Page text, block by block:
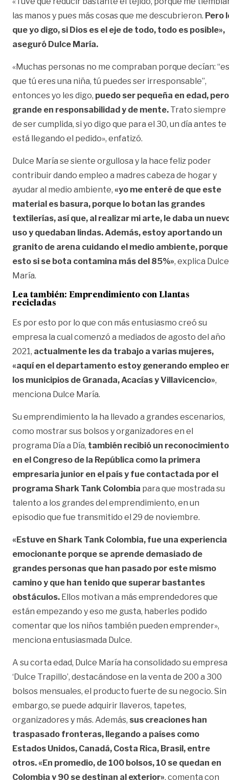
las manos y pues más cosas que me descubrieron. Pero
que yo digo, si Dios es el eje de todo, todo es posible»,
aseguró Dulce María.
«Muchas personas no me compraban porque decían: “es
que tú eres una niña, tú puedes ser irresponsable”,
entonces yo les digo, puedo ser pequeña en edad, pero
grande en responsabilidad y de mente. Trato siempre
de ser cumplida, si yo digo que para el 30, un día antes te
está llegando el pedido», enfatizó.
Dulce María se siente orgullosa y la hace feliz poder
contribuir dando empleo a madres cabeza de hogar y
ayudar al medio ambiente, «yo me enteré de que este
material es basura, porque lo botan las grandes
textilerías, así que, al realizar mi arte, le daba un
uso y quedaban lindas. Además, estoy aportando un
granito de arena cuidando el medio ambiente, porque
esto si se bota contamina más del 85%», explica Dulce
María.
Lea también: Emprendimiento con Llantas
recicladas
Es por esto por lo que con más entusiasmo creó su
empresa la cual comenzó a mediados de agosto del año
2021, actualmente les da trabajo a varias mujeres,
«aquí en el departamento estoy generando empleo
los municipios de Granada, Acacías y Villavicencio»,
menciona Dulce María.
Su emprendimiento la ha llevado a grandes escenarios,
como mostrar sus bolsos y organizadores en el
programa Día a Día, también recibió un reconocimiento
en el Congreso de la República como la primera
empresaria junior en el país y fue contactada por el
programa Shark Tank Colombia para que mostrada su
talento a los grandes del emprendimiento, en un
episodio que fue transmitido el 29 de noviembre.
«Estuve en Shark Tank Colombia, fue una experiencia
emocionante porque se aprende demasiado de
grandes personas que han pasado por este mismo
camino y que han tenido que superar bastantes
obstáculos. Ellos motivan a más emprendedores que
están empezando y eso me gusta, haberles podido
comentar que los niños también pueden emprender»,
menciona entusiasmada Dulce.
A su corta edad, Dulce María ha consolidado su empresa
‘Dulce Trapillo’, destacándose en la venta de 200 a 300
bolsos mensuales, el producto fuerte de su negocio. Sin
embargo, se puede adquirir llaveros, tapetes,
organizadores y más. Además, sus creaciones han
traspasado fronteras, llegando a países como
Estados Unidos, Canadá, Costa Rica, Brasil, entre
otros. «En promedio, de 100 bolsos, 10 se quedan en
Colombia y 90 se destinan al exterior», comenta con